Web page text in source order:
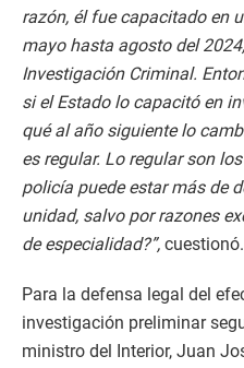
razón, él fue capacitado en
mayo hasta agosto del
Investigación Criminal.
si el Estado lo capacitó en
qué al año siguiente lo
es regular. Lo regular son
policía puede estar más de
unidad, salvo por razones
de especialidad?”, cuestionó.
Para la defensa legal del
investigación preliminar
ministro del Interior, Juan